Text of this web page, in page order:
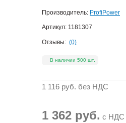
Производитель: ProfiPower
Артикул: 1181307
Отзывы: (0)
В наличии 500 шт.
1 116 руб. без НДС
1 362 руб. с НДС